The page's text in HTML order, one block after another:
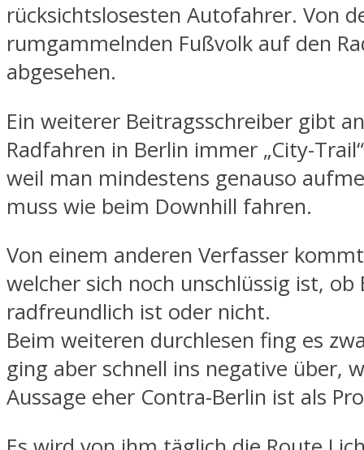
rücksichtslosesten Autofahrer. Von
rumgammelnden Fußvolk auf den
abgesehen.
Ein weiterer Beitragsschreiber gibt
Radfahren in Berlin immer „City-
weil man mindestens genauso
muss wie beim Downhill fahren.
Von einem anderen Verfasser
welcher sich noch unschlüssig ist, ob
radfreundlich ist oder nicht.
Beim weiteren durchlesen fing es
ging aber schnell ins negative über,
Aussage eher Contra-Berlin ist als